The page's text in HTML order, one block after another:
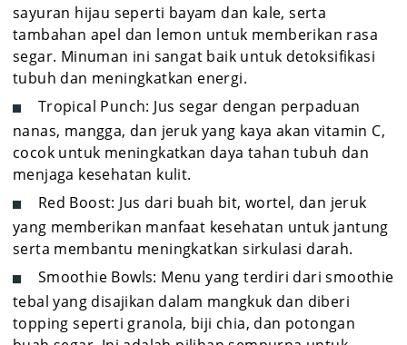
sayuran hijau seperti bayam dan kale, serta
tambahan apel dan lemon untuk memberikan rasa
segar. Minuman ini sangat baik untuk detoksifikasi
tubuh dan meningkatkan energi.
Tropical Punch: Jus segar dengan perpaduan
nanas, mangga, dan jeruk yang kaya akan vitamin C,
cocok untuk meningkatkan daya tahan tubuh dan
menjaga kesehatan kulit.
Red Boost: Jus dari buah bit, wortel, dan jeruk
yang memberikan manfaat kesehatan untuk jantung
serta membantu meningkatkan sirkulasi darah.
Smoothie Bowls: Menu yang terdiri dari smoothie
tebal yang disajikan dalam mangkuk dan diberi
topping seperti granola, biji chia, dan potongan